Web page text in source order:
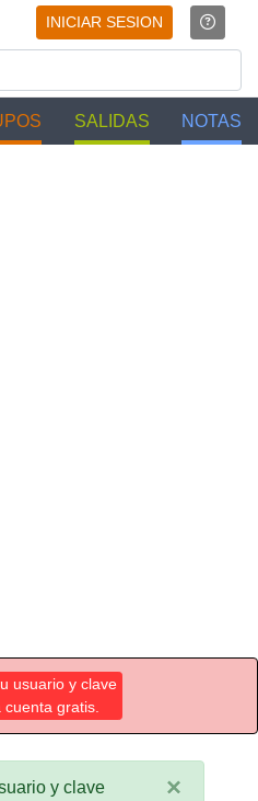
INICIAR SESION
SALIDAS NOTAS
usuario y clave
gratis.
y clave
×